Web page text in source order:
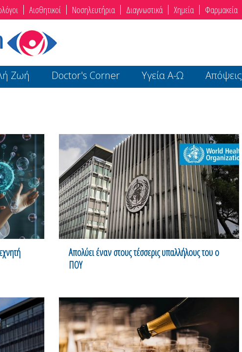
Αισθητικοί Νοσηλευτήρια Διαγνωστικά Χημεία Φαρμακεία
Ζωή Doctor's Corner Υγεία Α-Ω Απόψεις
Απολύει έναν στους τέσσερις υπαλλήλους του ο
ΠΟΥ